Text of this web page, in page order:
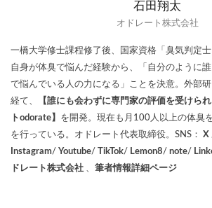
石田翔太
オドレート株式会社
一橋大学修士課程修了後、国家資格「臭気判定
自身が体臭で悩んだ経験から、「自分のように
で悩んでいる人の力になる」ことを決意。外部
経て、
【誰にも会わずに専門家の評価を受けら
トodorate】 を開発。現在も月100人以上の体臭
を行っている。オドレート代表取締役。SNS： X
Instagram/ Youtube/ TikTok/ Lemon8/ note/
ドレート株式会社 、 筆者情報詳細ページ